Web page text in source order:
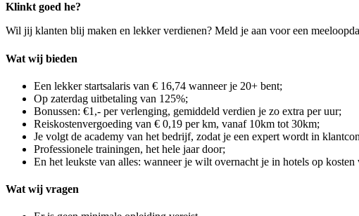
Klinkt goed he?
Wil jij klanten blij maken en lekker verdienen? Meld je aan voor een
Wat wij bieden
Een lekker startsalaris van € 16,74 wanneer je 20+ bent;
Op zaterdag uitbetaling van 125%;
Bonussen: €1,- per verlenging, gemiddeld verdien je zo extra per uur;
Reiskostenvergoeding van € 0,19 per km, vanaf 10km tot 30km;
Je volgt de academy van het bedrijf, zodat je een expert wordt in
Professionele trainingen, het hele jaar door;
En het leukste van alles: wanneer je wilt overnacht je in hotels op kosten
Wat wij vragen